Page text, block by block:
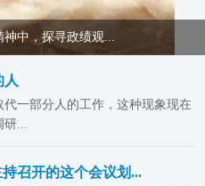
神中，探寻政绩观...
人
一部分人的工作，这种现象现在
研...
召开的这个会议划...